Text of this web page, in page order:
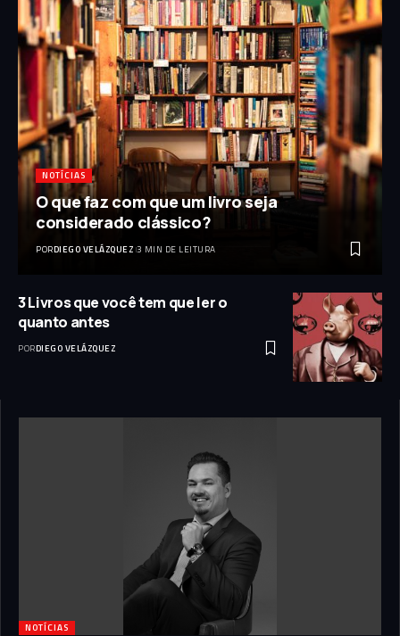
NOTÍCIAS
O que faz com que um livro seja
considerado clássico?
PORDIEGO VELÁZQUEZ 3 MIN DE LEITURA
3 Livros que você tem que ler o
quanto antes
PORDIEGO VELÁZQUEZ
NOTÍCIAS